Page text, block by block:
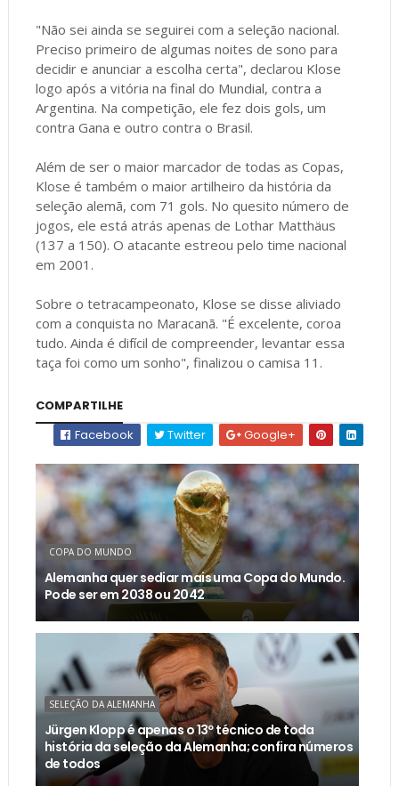
"Não sei ainda se seguirei com a seleção nacional.
Preciso primeiro de algumas noites de sono para
decidir e anunciar a escolha certa", declarou Klose
logo após a vitória na final do Mundial, contra a
Argentina. Na competição, ele fez dois gols, um
contra Gana e outro contra o Brasil.
Além de ser o maior marcador de todas as Copas,
Klose é também o maior artilheiro da história da
seleção alemã, com 71 gols. No quesito número de
jogos, ele está atrás apenas de Lothar Matthäus
(137 a 150). O atacante estreou pelo time nacional
em 2001.
Sobre o tetracampeonato, Klose se disse aliviado
com a conquista no Maracanã. "É excelente, coroa
tudo. Ainda é difícil de compreender, levantar essa
taça foi como um sonho", finalizou o camisa 11.
COMPARTILHE
Facebook
Twitter Google+
COPA DO MUNDO
Alemanha quer sediar mais uma Copa do Mundo.
Pode ser em 2038 ou 2042
SELEÇÃO DA ALEMANHA
Jürgen Klopp é apenas o 13º técnico de toda
história da seleção da Alemanha; confira números
de todos